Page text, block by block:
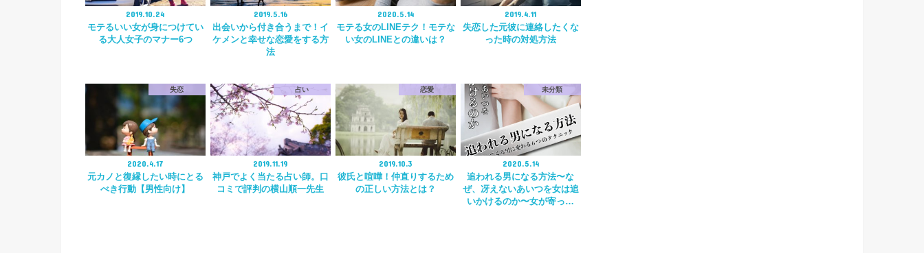
2019.10.24
モテるいい女が身につけてい
る大人女子のマナー6つ
2019.5.16
出会いから付き合うまで！イ
ケメンと幸せな恋愛をする方
法
2020.5.14
モテる女のLINEテク！モテな
い女のLINEとの違いは？
2019.4.11
失恋した元彼に連絡したくな
った時の対処方法
失恋
2020.4.17
元カノと復縁したい時にとる
べき行動【男性向け】
占い
2019.11.19
神戸でよく当たる占い師。口
コミで評判の横山順一先生
恋愛
2019.10.3
彼氏と喧嘩！仲直りするため
の正しい方法とは？
未分類
2020.5.14
追われる男になる方法〜な
ぜ、冴えないあいつを女は追
いかけるのか〜女が寄っ…